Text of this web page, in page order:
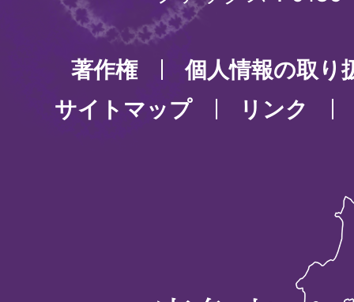
著作権
個人情報の取り
サイトマップ
リンク